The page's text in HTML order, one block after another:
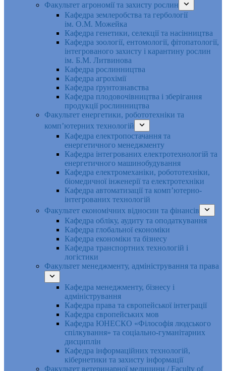
Факультет агрономії та захисту рослин
Кафедра землеробства та гербології
ім. О.М. Можейка
Кафедра генетики, селекції та насінництва
Кафедра зоології, ентомології, фітопатології,
інтегрованого захисту і карантину рослин
ім. Б.М. Литвинова
Кафедра рослинництва
Кафедра агрохімії
Кафедра ґрунтознавства
Кафедра плодовочівництва і зберігання
продукції рослинництва
Факультет енергетики, робототехніки та
комп’ютерних технологій
Кафедра електропостачання та
енергетичного менеджменту
Кафедра інтегрованих електротехнологій та
енергетичного машинобудування
Кафедра електромеханіки, робототехніки,
біомедичної інженерії та електротехніки
Кафедра автоматизації та комп’ютерно-
інтегрованих технологій
Факультет економічних відносин та фінансів
Кафедра обліку, аудиту та оподаткування
Кафедра глобальної економіки
Кафедра економіки та бізнесу
Кафедра транспортних технологій і
логістики
Факультет менеджменту, адміністрування та права
Кафедра менеджменту, бізнесу і
адміністрування
Кафедра права та європейської інтеграції
Кафедра європейських мов
Кафедра ЮНЕСКО «Філософія людського
спілкування» та соціально-гуманітарних
дисциплін
Кафедра інформаційних технологій,
кібернетики та захисту інформації
Факультет ветеринарної медицини / Faculty of